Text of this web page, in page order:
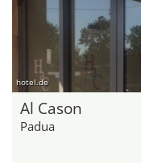
hotel.de
Al Cason
Padua